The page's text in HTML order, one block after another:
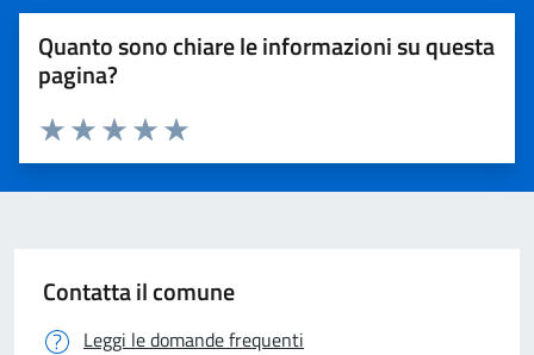
Quanto sono chiare le informazioni su questa
pagina?
Valuta 5 stelle su 5
Valuta 4 stelle su 5
Valuta 3 stelle su 5
Valuta 2 stelle su 5
Valuta 1 stelle su 5
Contatta il comune
Leggi le domande frequenti